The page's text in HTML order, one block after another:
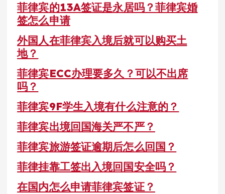
菲律宾的13A签证是永居吗？菲律宾婚
签怎么申请
外国人在菲律宾入境后就可以购买土
地？
菲律宾ECC办理要多久？可以不出席
吗？
菲律宾9F学生入境有什么注意的？
菲律宾出境回国海关严不严？
菲律宾旅游签证逾期后怎么回国？
菲律挂靠工签出入境回国安全吗？
在国内怎么申请菲律宾签证？